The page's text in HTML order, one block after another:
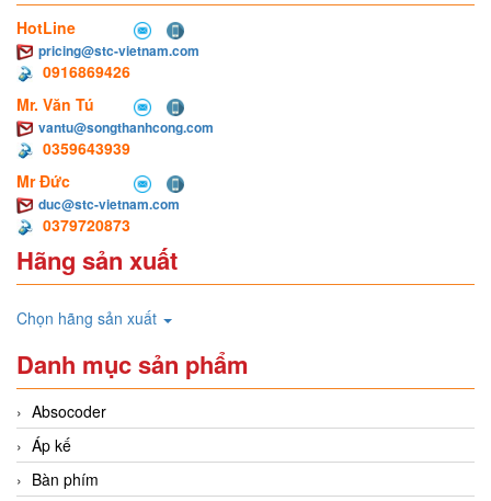
HotLine
pricing@stc-vietnam.com
0916869426
Mr. Văn Tú
vantu@songthanhcong.com
0359643939
Mr Đức
duc@stc-vietnam.com
0379720873
Hãng sản xuất
Chọn hãng sản xuất
Danh mục sản phẩm
Absocoder
Áp kế
Bàn phím